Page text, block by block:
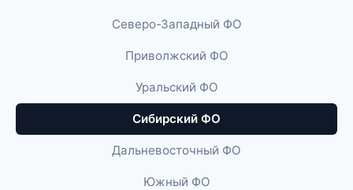
Северо-Западный ФО
Приволжский ФО
Уральский ФО
Сибирский ФО
Дальневосточный ФО
Южный ФО